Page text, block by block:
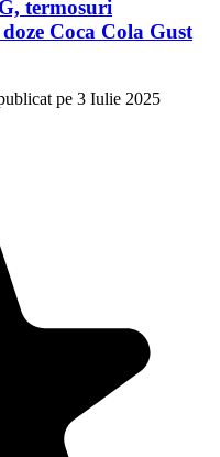
termosuri
Coca Cola Gust
pe 3 Iulie 2025